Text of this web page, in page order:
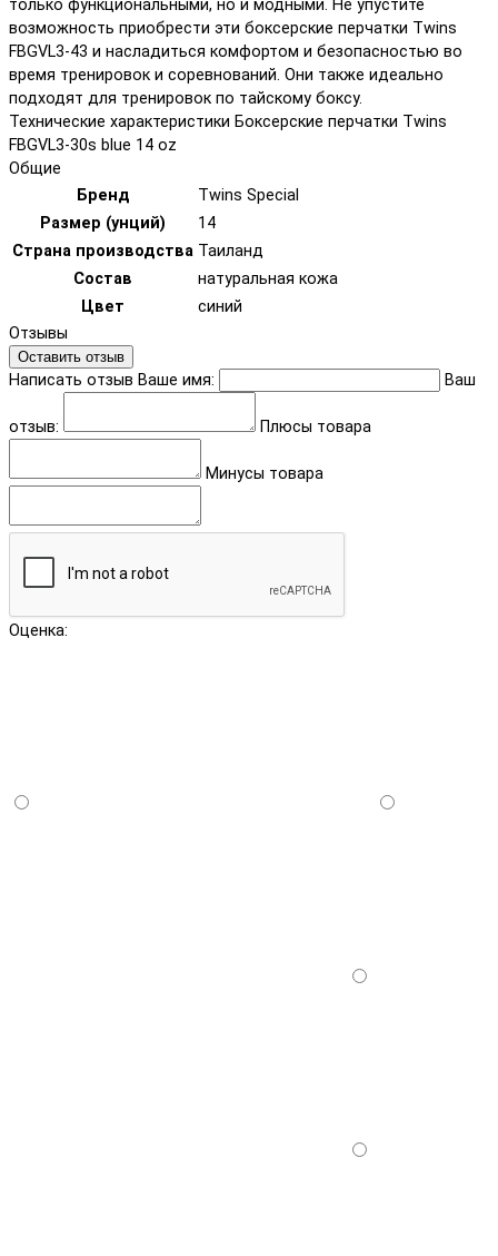
только функциональными, но и модными. Не упустите
возможность приобрести эти боксерские перчатки Twins
FBGVL3-43 и насладиться комфортом и безопасностью во
время тренировок и соревнований. Они также идеально
подходят для тренировок по тайскому боксу.
Технические характеристики Боксерские перчатки Twins
FBGVL3-30s blue 14 oz
Общие
Бренд
Twins Special
Размер (унций)
14
Страна производства Таиланд
Состав
натуральная кожа
Цвет
синий
Отзывы
Оставить отзыв
Написать отзыв Ваше имя: Ваш
отзыв: Плюсы товара
Минусы товара
Оценка: